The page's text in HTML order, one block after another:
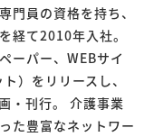
門員の資格を持ち、
経て2010年入社。
ーパー、WEBサイ
）をリリースし、
・刊行。 介護事業
た豊富なネットワー